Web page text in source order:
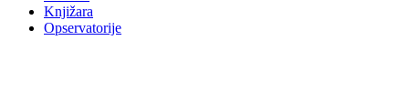
Knjižara
Opservatorije